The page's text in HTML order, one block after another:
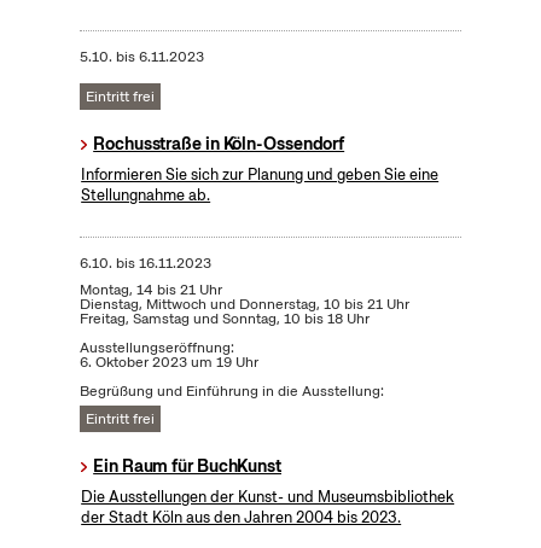
5.10. bis6.11.2023
Eintritt frei
Rochusstraße in Köln-Ossendorf
Informieren Sie sich zur Planung und geben Sie eine
Stellungnahme ab.
6.10. bis16.11.2023
Montag, 14 bis 21 Uhr
Dienstag, Mittwoch und Donnerstag, 10 bis 21 Uhr
Freitag, Samstag und Sonntag, 10 bis 18 Uhr
Ausstellungseröffnung:
6. Oktober 2023 um 19 Uhr
Begrüßung und Einführung in die Ausstellung:
Eintritt frei
Ein Raum für BuchKunst
Die Ausstellungen der Kunst- und Museumsbibliothek
der Stadt Köln aus den Jahren 2004 bis 2023.